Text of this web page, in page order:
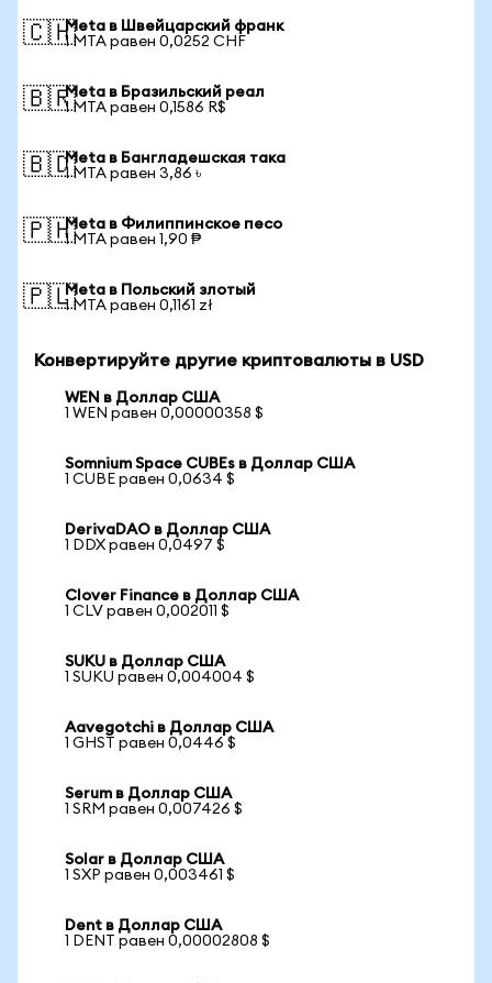
🇨🇭Meta в Швейцарский франк
1 MTA равен 0,0252 CHF
🇧🇷Meta в Бразильский реал
1 MTA равен 0,1586 R$
🇧🇩Meta в Бангладешская така
1 MTA равен 3,86 ৳
🇵🇭Meta в Филиппинское песо
1 MTA равен 1,90 ₱
🇵🇱Meta в Польский злотый
1 MTA равен 0,1161 zł
Конвертируйте другие криптовалюты в USD
WEN в Доллар США
1 WEN равен 0,00000358 $
Somnium Space CUBEs в Доллар США
1 CUBE равен 0,0634 $
DerivaDAO в Доллар США
1 DDX равен 0,0497 $
Clover Finance в Доллар США
1 CLV равен 0,002011 $
SUKU в Доллар США
1 SUKU равен 0,004004 $
Aavegotchi в Доллар США
1 GHST равен 0,0446 $
Serum в Доллар США
1 SRM равен 0,007426 $
Solar в Доллар США
1 SXP равен 0,003461 $
Dent в Доллар США
1 DENT равен 0,00002808 $